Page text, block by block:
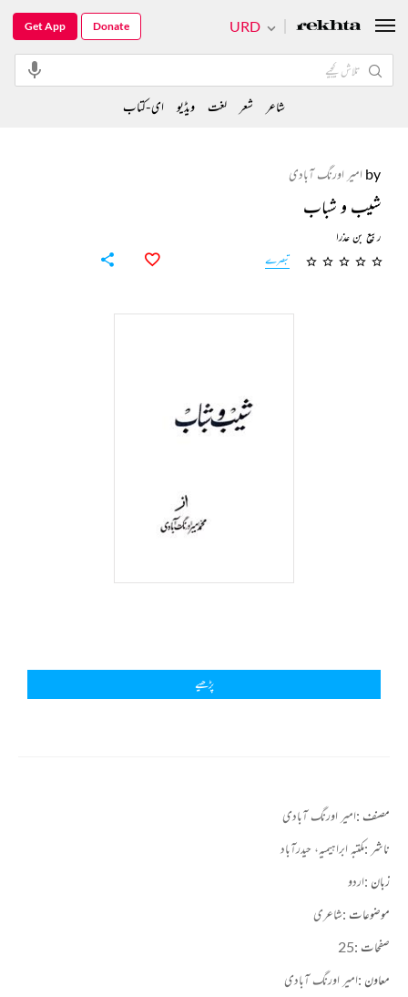
by امیر اورنگ آبادی
شیب و شباب
ربیع بن عذرا
تبصرے
پڑھیے
مصنف :امیر اورنگ آبادی
ناشر :مکتبہ ابراہیمیہ، حیدرآباد
زبان :اردو
موضوعات :شاعری
صفحات :25
معاون :امیر اورنگ آبادی
URD
Get App Donate
شاعر شعر لغت ویڈیو ای-کتاب